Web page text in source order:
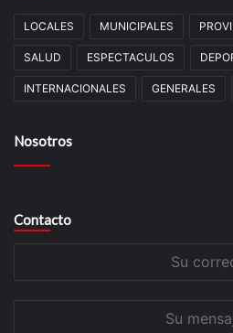
LOCALES MUNICIPALES
SALUD ESPECTACULOS
INTERNACIONALES GENERALES
Nosotros
Contacto